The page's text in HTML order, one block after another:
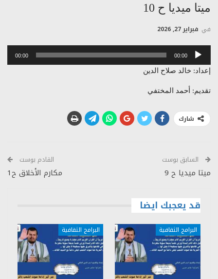
ميتا ميديا ح 10
في فبراير 27, 2026
مشغل
00:00
00:00
إعداد: خالد صلاح الدين
تقديم: أحمد المختفي
شارك
السابق بوست
ميتا ميديا ح 9
القادم بوست
مكارم الأخلاق ح1
قد يعجبك ايضا
البرامج الثقافية البرامج الثقافية